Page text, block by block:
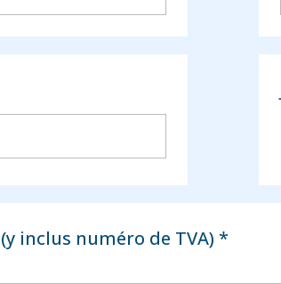
inclus numéro de TVA) *